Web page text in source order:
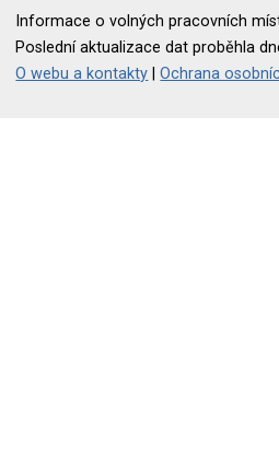
Informace o volných pracovních
Poslední aktualizace dat proběhla
O webu a kontakty |Ochrana